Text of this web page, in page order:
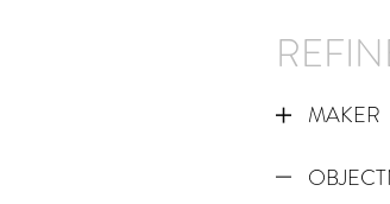
MAKER